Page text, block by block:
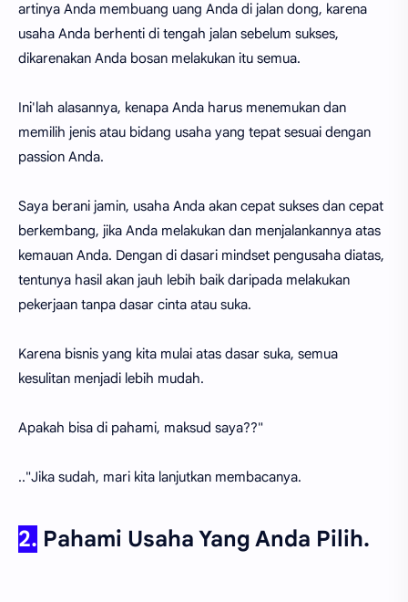
artinya Anda membuang uang Anda di jalan dong, karena
usaha Anda berhenti di tengah jalan sebelum sukses,
dikarenakan Anda bosan melakukan itu semua.
Ini'lah alasannya, kenapa Anda harus menemukan dan
memilih jenis atau bidang usaha yang tepat sesuai dengan
passion Anda.
Saya berani jamin, usaha Anda akan cepat sukses dan cepat
berkembang, jika Anda melakukan dan menjalankannya atas
kemauan Anda. Dengan di dasari mindset pengusaha diatas,
tentunya hasil akan jauh lebih baik daripada melakukan
pekerjaan tanpa dasar cinta atau suka.
Karena bisnis yang kita mulai atas dasar suka, semua
kesulitan menjadi lebih mudah.
Apakah bisa di pahami, maksud saya??"
.."Jika sudah, mari kita lanjutkan membacanya.
2. Pahami Usaha Yang Anda Pilih.